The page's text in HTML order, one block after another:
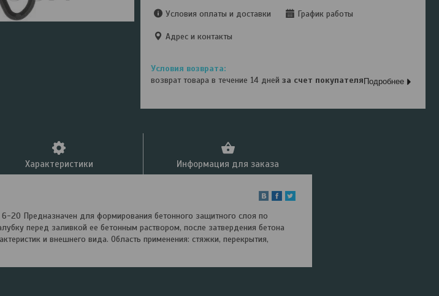
Условия оплаты и доставки График работы
Адрес и контакты
возврат товара в течение 14 днейза счет покупателя Подробнее
Характеристики Информация для заказа
20 Предназначен для формирования бетонного защитного слоя по
перед заливкой ее бетонным раствором, после затвердения бетона
и внешнего вида. Область применения: стяжки, перекрытия,